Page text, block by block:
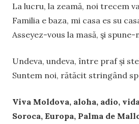
La lucru, la zeamă, noi trecem
Familia e baza, mi casa es su
Asseyez-vous la masă, şi spune-
Undeva, undeva, între praf și
Suntem noi, rătăcit stringând
Viva Moldova, aloha, adio,
Soroca, Europa, Palma de